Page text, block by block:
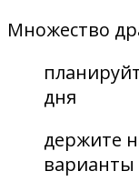
Множество
дня
держите
варианты